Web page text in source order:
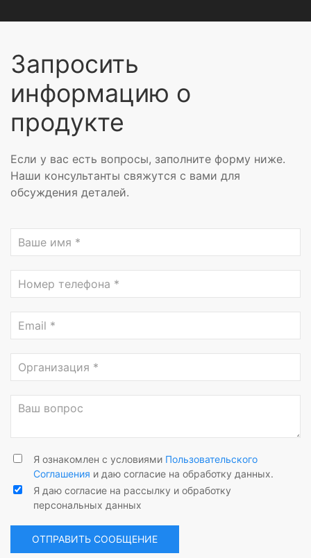
Запросить
информацию о
продукте
Если у вас есть вопросы, заполните форму ниже.
Наши консультанты свяжутся с вами для
обсуждения деталей.
Я ознакомлен с условиями Пользовательского
Соглашения и даю согласие на обработку данных.
Я даю согласие на рассылку и обработку
персональных данных
ОТПРАВИТЬ СООБЩЕНИЕ